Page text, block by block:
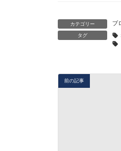
カテゴリー ブ
タグ
前の記事